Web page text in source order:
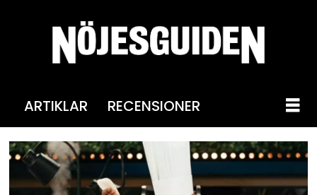
ARTIKLAR RECENSIONER